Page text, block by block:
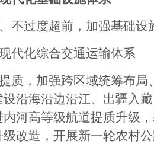
不过度超前，加强基础
代化综合交通运输体系
质，加强跨区域统筹布
沿海沿边沿江、出疆入
河高等级航道提质升级
改造，开展新一轮农村